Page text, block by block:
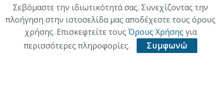
Σεβόμαστε την ιδιωτικότητά σας. Συνεχίζοντας την
πλοήγηση στην ιστοσελίδα μας αποδέχεστε τους όρους
χρήσης. Επισκεφτείτε τους Όρους Χρήσης για
περισσότερες πληροφορίες.
Συμφωνώ